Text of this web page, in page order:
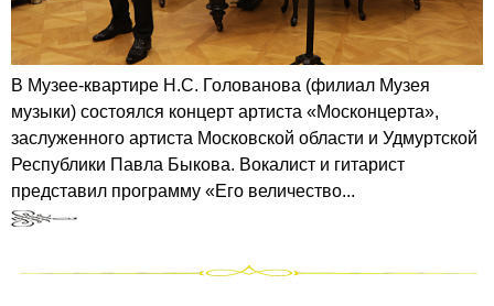
В Музее-квартире Н.С. Голованова (филиал Музея
музыки) состоялся концерт артиста «Москонцерта»,
заслуженного артиста Московской области и Удмуртской
Республики Павла Быкова. Вокалист и гитарист
представил программу «Его величество...